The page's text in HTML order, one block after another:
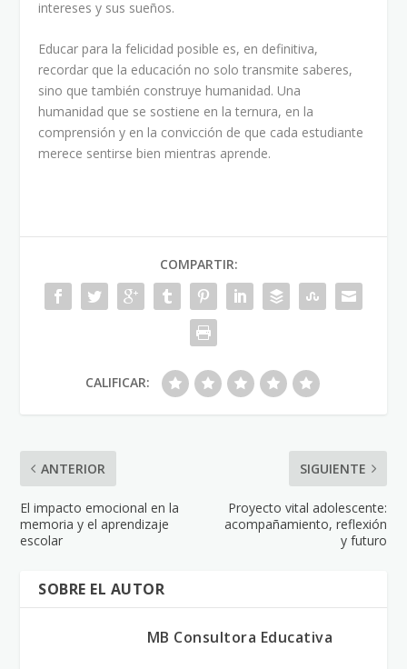
intereses y sus sueños.
Educar para la felicidad posible es, en definitiva,
recordar que la educación no solo transmite saberes,
sino que también construye humanidad. Una
humanidad que se sostiene en la ternura, en la
comprensión y en la convicción de que cada estudiante
merece sentirse bien mientras aprende.
COMPARTIR:
CALIFICAR:
ANTERIOR
El impacto emocional en la
memoria y el aprendizaje
escolar
SIGUIENTE
Proyecto vital adolescente:
acompañamiento, reflexión
y futuro
SOBRE EL AUTOR
MB Consultora Educativa